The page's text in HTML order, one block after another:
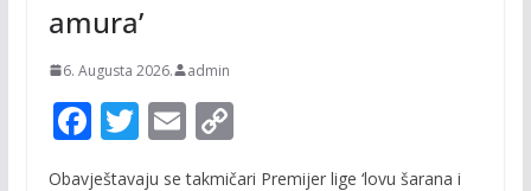
amura’
6. Augusta 2026. admin
F
ac
T E
m
C
o
Obavještavaju se takmičari Premijer lige ‘lovu šarana i